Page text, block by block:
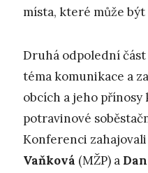
místa, které může
Druhá odpolední
téma komunikace a
obcích a jeho
potravinové
Konferenci
Vaňková (MŽP) a